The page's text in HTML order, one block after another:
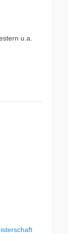
u.a.